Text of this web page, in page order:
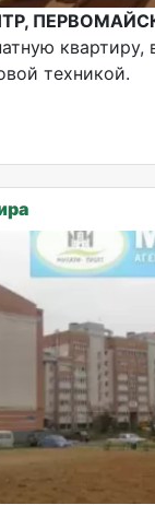
квартиру,
техникой.